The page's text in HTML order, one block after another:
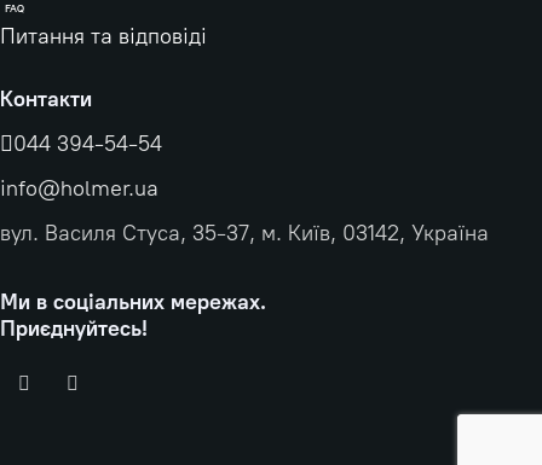
Питання та відповіді
FAQ
Контакти
044 394-54-54
info@holmer.ua
вул. Василя Стуса, 35-37, м. Київ, 03142, Україна
Ми в соціальних мережах.
Приєднуйтесь!